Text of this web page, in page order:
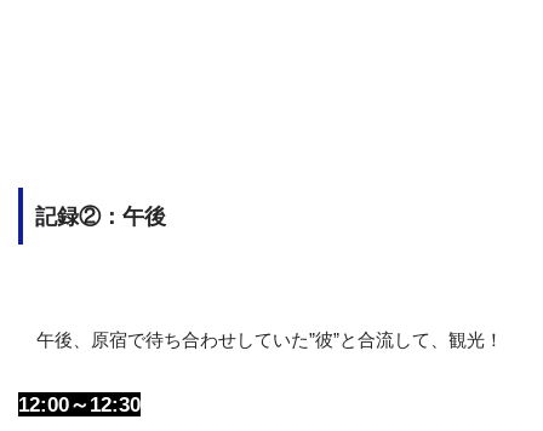
記録②：午後
午後、原宿で待ち合わせしていた”彼”と合流して、観光！
12:00～12:30